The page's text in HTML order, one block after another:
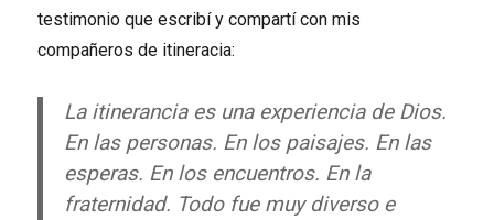
testimonio que escribí y compartí con mis
compañeros de itineracia:
La itinerancia es una experiencia de Dios.
En las personas. En los paisajes. En las
esperas. En los encuentros. En la
fraternidad. Todo fue muy diverso e